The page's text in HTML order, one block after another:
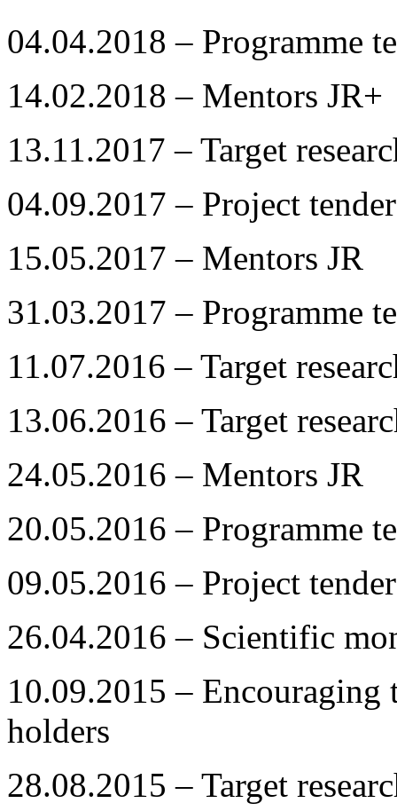
04.04.2018 – Programme
14.02.2018 – Mentors JR+
13.11.2017 – Target
04.09.2017 – Project tender
15.05.2017 – Mentors JR
31.03.2017 – Programme
11.07.2016 – Target
13.06.2016 – Target
24.05.2016 – Mentors JR
20.05.2016 – Programme
09.05.2016 – Project tender
26.04.2016 – Scientific
10.09.2015 –
holders
28.08.2015 – Target